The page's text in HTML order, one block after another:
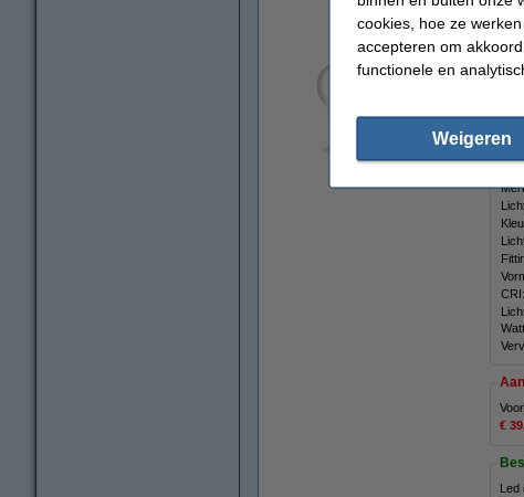
de
CRI:
€
cookies, hoe ze
accepteren om
functionele en
Weigeren